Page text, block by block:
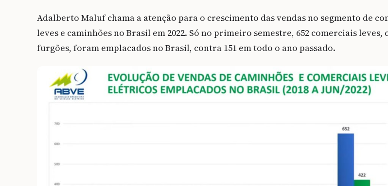
Adalberto Maluf chama a atenção para o crescimento das vendas no segmento de
leves e caminhões no Brasil em 2022. Só no primeiro semestre, 652 comerciais leves,
furgões, foram emplacados no Brasil, contra 151 em todo o ano passado.